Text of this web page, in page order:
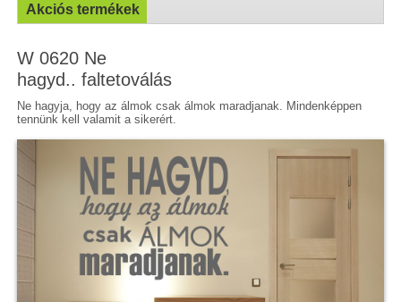
Akciós termékek
W 0620 Ne
hagyd.. faltetoválás
Ne hagyja, hogy az álmok csak álmok maradjanak. Mindenképpen
tennünk kell valamit a sikerért.